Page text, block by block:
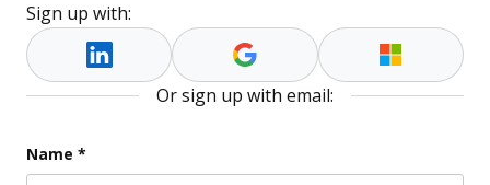
Sign up with:
Or sign up with email:
X/Twitter
Name *